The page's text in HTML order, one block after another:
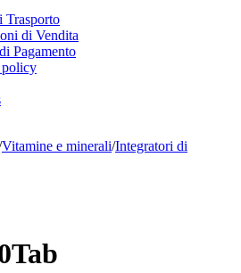
Trasporto
di Vendita
Pagamento
Vitamine e minerali/Integratori di